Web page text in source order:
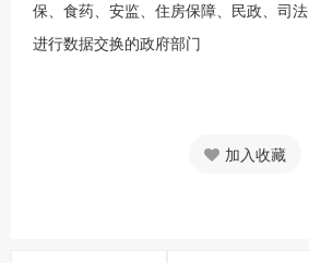
保、食药、安监、住房保障、民政、司
进行数据交换的政府部门
加入收藏